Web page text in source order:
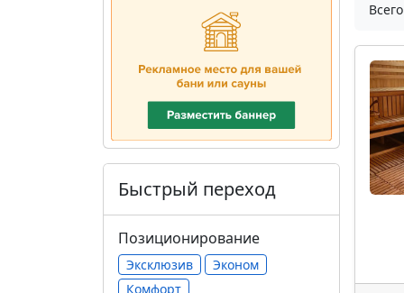
Быстрый переход
Позиционирование
Эксклюзив
Эконом
Комфорт